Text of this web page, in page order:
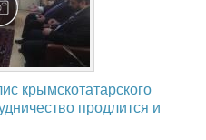
крымскотатарского
продлится и